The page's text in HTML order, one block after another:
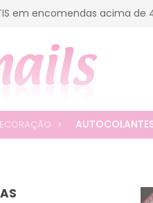
em encomendas acima